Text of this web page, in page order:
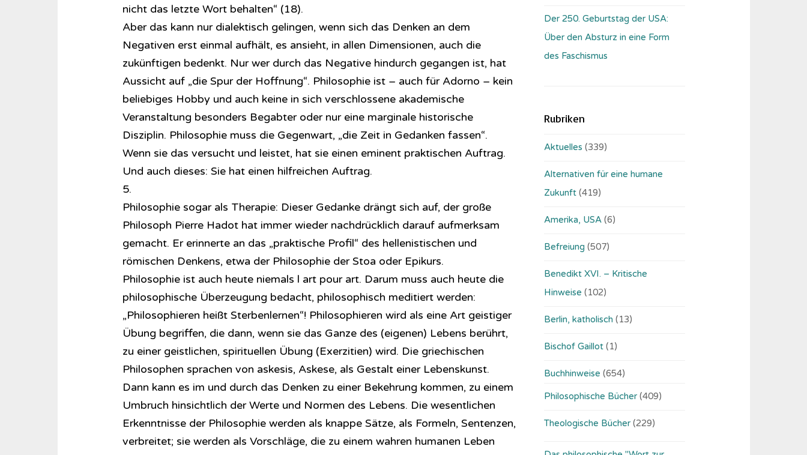
nicht das letzte Wort behalten“ (18).
Aber das kann nur dialektisch gelingen, wenn sich das Denken an dem
Negativen erst einmal aufhält, es ansieht, in allen Dimensionen, auch die
zukünftigen bedenkt. Nur wer durch das Negative hindurch gegangen ist, hat
Aussicht auf „die Spur der Hoffnung“. Philosophie ist – auch für Adorno – kein
beliebiges Hobby und auch keine in sich verschlossene akademische
Veranstaltung besonders Begabter oder nur eine marginale historische
Disziplin. Philosophie muss die Gegenwart, „die Zeit in Gedanken fassen“.
Wenn sie das versucht und leistet, hat sie einen eminent praktischen Auftrag.
Und auch dieses: Sie hat einen hilfreichen Auftrag.
5.
Philosophie sogar als Therapie: Dieser Gedanke drängt sich auf, der große
Philosoph Pierre Hadot hat immer wieder nachdrücklich darauf aufmerksam
gemacht. Er erinnerte an das „praktische Profil“ des hellenistischen und
römischen Denkens, etwa der Philosophie der Stoa oder Epikurs.
Philosophie ist auch heute niemals l art pour art. Darum muss auch heute die
philosophische Überzeugung bedacht, philosophisch meditiert werden:
„Philosophieren heißt Sterbenlernen“! Philosophieren wird als eine Art geistiger
Übung begriffen, die dann, wenn sie das Ganze des (eigenen) Lebens berührt,
zu einer geistlichen, spirituellen Übung (Exerzitien) wird. Die griechischen
Philosophen sprachen von askesis, Askese, als Gestalt einer Lebenskunst.
Dann kann es im und durch das Denken zu einer Bekehrung kommen, zu einem
Umbruch hinsichtlich der Werte und Normen des Lebens. Die wesentlichen
Erkenntnisse der Philosophie werden als knappe Sätze, als Formeln, Sentenzen,
verbreitet; sie werden als Vorschläge, die zu einem wahren humanen Leben
Der 250. Geburtstag der USA:
Über den Absturz in eine Form
des Faschismus
Rubriken
Aktuelles (339)
Alternativen für eine humane
Zukunft (419)
Amerika, USA (6)
Befreiung (507)
Benedikt XVI. – Kritische
Hinweise (102)
Berlin, katholisch (13)
Bischof Gaillot (1)
Buchhinweise (654)
Philosophische Bücher (409)
Theologische Bücher (229)